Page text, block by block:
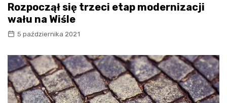
Rozpoczął się trzeci etap modernizacji
wału na Wiśle
5 października 2021